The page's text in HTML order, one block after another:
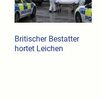
Britischer Bestatter
hortet Leichen